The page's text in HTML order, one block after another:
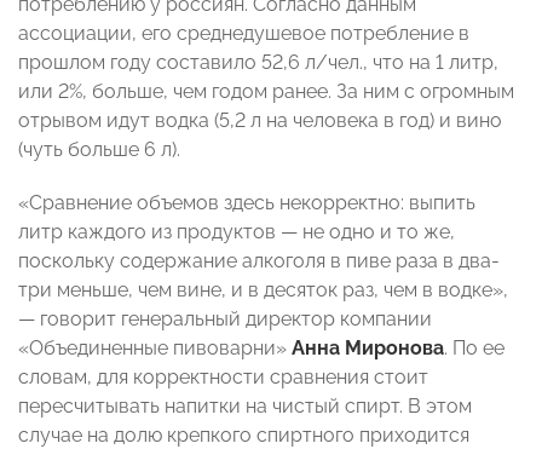
ассоциации, его среднедушевое потребление в
прошлом году составило 52,6 л/чел., что на 1 литр,
или 2%, больше, чем годом ранее. За ним с огромным
отрывом идут водка (5,2 л на человека в год) и вино
(чуть больше 6 л).
«Сравнение объемов здесь некорректно: выпить
литр каждого из продуктов — не одно и то же,
поскольку содержание алкоголя в пиве раза в два-
три меньше, чем вине, и в десяток раз, чем в водке»,
— говорит генеральный директор компании
«Объединенные пивоварни» Анна Миронова. По ее
словам, для корректности сравнения стоит
пересчитывать напитки на чистый спирт. В этом
случае на долю крепкого спиртного приходится